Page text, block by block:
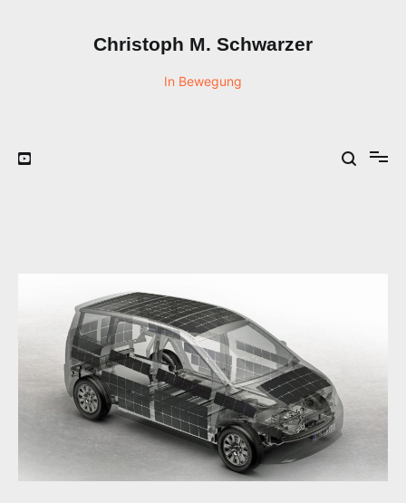
Christoph M. Schwarzer
In Bewegung